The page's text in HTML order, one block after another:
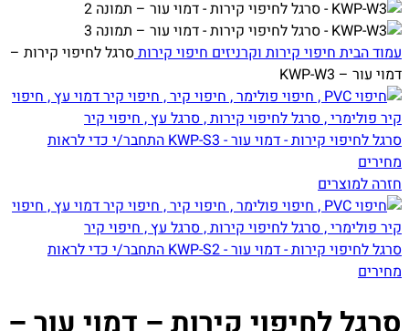
עמוד הביתחיפוי קירות וקרניזיםחיפוי קירותסרגל לחיפוי קירות –
דמוי עור – KWP-W3
סרגל לחיפוי קירות - דמוי עור - KWP-S3
התחבר/י כדי לראות
מחירים
חזרה למוצרים
סרגל לחיפוי קירות - דמוי עור - KWP-S2
התחבר/י כדי לראות
מחירים